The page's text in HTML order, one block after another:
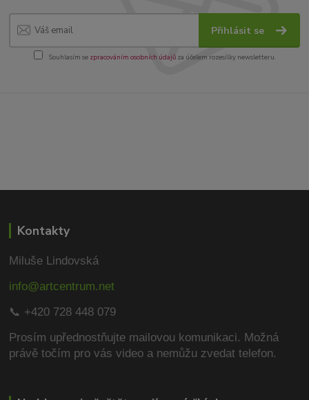
Přihlásit se
Souhlasím se zpracováním osobních údajůza účelem rozesílky newsletteru.
Kontakty
Miluše Lindovská
info@artcentrum.net
📞 +420 728 448 079
Prosím upřednostňujte mailovou komunikaci. Možná
právě točím pro vás video a nemůžu zvedat telefon.